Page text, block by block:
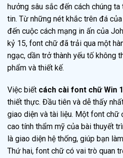
hưởng sâu sắc đến cách chúng
tin. Từ những nét khắc trên đá
đến cuộc cách mạng in ấn của
kỷ 15, font chữ đã trải qua một
ngạc, dần trở thành yếu tố không
phẩm và thiết kế.
Việc biết cách cài font chữ Win
thiết thực. Đầu tiên và dễ thấy
giao diện và tài liệu. Một font chữ
cao tính thẩm mỹ của bài thuyết
là giao diện hệ thống, giúp bạn
Thứ hai, font chữ có vai trò quan